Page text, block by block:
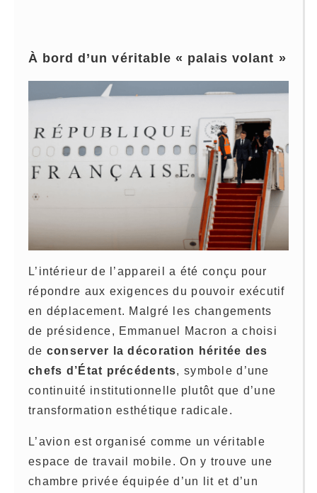
À bord d’un véritable « palais volant »
L’intérieur de l’appareil a été conçu pour
répondre aux exigences du pouvoir exécutif
en déplacement. Malgré les changements
de présidence, Emmanuel Macron a choisi
de conserver la décoration héritée des
chefs d’État précédents, symbole d’une
continuité institutionnelle plutôt que d’une
transformation esthétique radicale.
L’avion est organisé comme un véritable
espace de travail mobile. On y trouve une
chambre privée équipée d’un lit et d’un